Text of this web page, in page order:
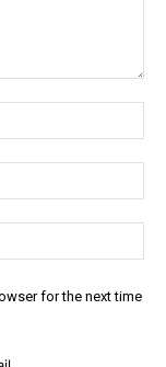
for the next time